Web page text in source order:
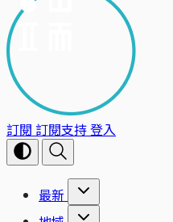
訂閱 訂閱支持登入
最新